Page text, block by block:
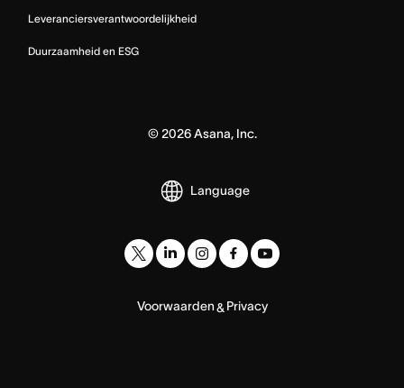
Leveranciersverantwoordelijkheid
Duurzaamheid en ESG
© 2026Asana, Inc.
Language
Voorwaarden& Privacy